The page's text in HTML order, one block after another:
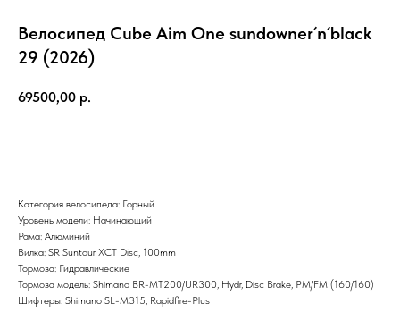
Велосипед Cube Aim One sundowner´n´black
29 (2026)
69500,00 р.
Категория велосипеда: Горный
Уровень модели: Начинающий
Рама: Алюминий
Вилка: SR Suntour XCT Disc, 100mm
Тормоза: Гидравлические
Тормоза модель: Shimano BR-MT200/UR300, Hydr, Disc Brake, PM/FM (160/160)
Шифтеры: Shimano SL-M315, Rapidfire-Plus